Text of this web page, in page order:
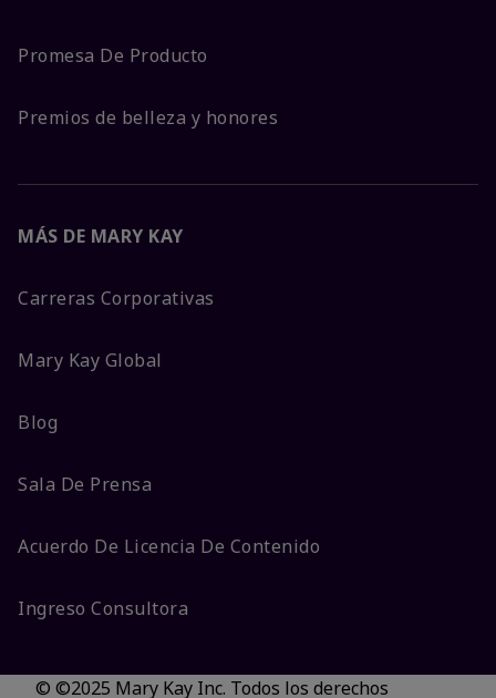
Promesa De Producto
Premios de belleza y honores
MÁS DE MARY KAY
Carreras Corporativas
Mary Kay Global
Blog
Sala De Prensa
Acuerdo De Licencia De Contenido
Ingreso Consultora
© ©2025 Mary Kay Inc. Todos los derechos